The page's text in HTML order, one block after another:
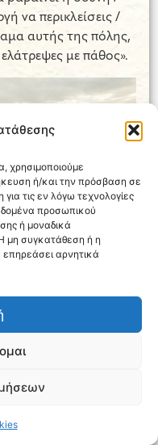
χρησιμοποιούμε
ή/και την πρόσβαση σε
τις εν λόγω τεχνολογίες
προσωπικού
ή μοναδικά
μη συγκατάθεση ή η
αρνητικά
να περικλείσεις /
αυτής της πόλης,
με πάθος».
/ Ο παλμός της καρδιάς
από του νόστου το άλγος
με ένα ποίημα
τίτλο «Το τέλος».
Βαφόπουλος